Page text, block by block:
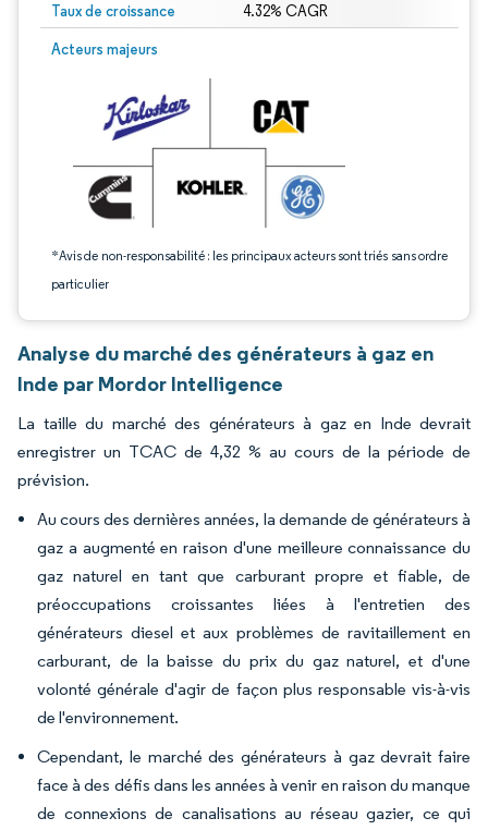
Taux de croissance 4.32% CAGR
Acteurs majeurs
*Avis de non-responsabilité : les principaux acteurs sont triés sans ordre
particulier
Image © Mordor Intelligence. La réutilisation nécessite une attribution sous CC
Analyse du marché des générateurs à gaz en
Inde par Mordor Intelligence
La taille du marché des générateurs à gaz en Inde devrait
enregistrer un TCAC de 4,32 % au cours de la période de
prévision.
Au cours des dernières années, la demande de générateurs à
gaz a augmenté en raison d'une meilleure connaissance du
gaz naturel en tant que carburant propre et fiable, de
préoccupations croissantes liées à l'entretien des
générateurs diesel et aux problèmes de ravitaillement en
carburant, de la baisse du prix du gaz naturel, et d'une
volonté générale d'agir de façon plus responsable vis-à-vis
de l'environnement.
Cependant, le marché des générateurs à gaz devrait faire
face à des défis dans les années à venir en raison du manque
de connexions de canalisations au réseau gazier, ce qui